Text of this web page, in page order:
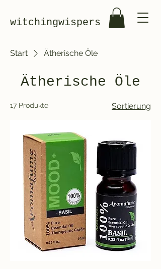
witchingwispers
Start Ätherische Öle
Ätherische Öle
17 Produkte Sortierung